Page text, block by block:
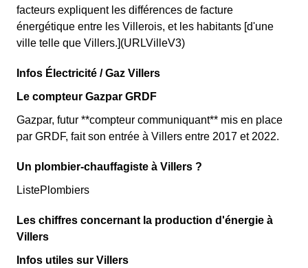
facteurs expliquent les différences de facture
énergétique entre les Villerois, et les habitants [d'une
ville telle que Villers.](URLVilleV3)
Infos Électricité / Gaz Villers
Le compteur Gazpar GRDF
Gazpar, futur **compteur communiquant** mis en place
par GRDF, fait son entrée à Villers entre 2017 et 2022.
Un plombier-chauffagiste à Villers ?
ListePlombiers
Les chiffres concernant la production d'énergie à
Villers
Infos utiles sur Villers